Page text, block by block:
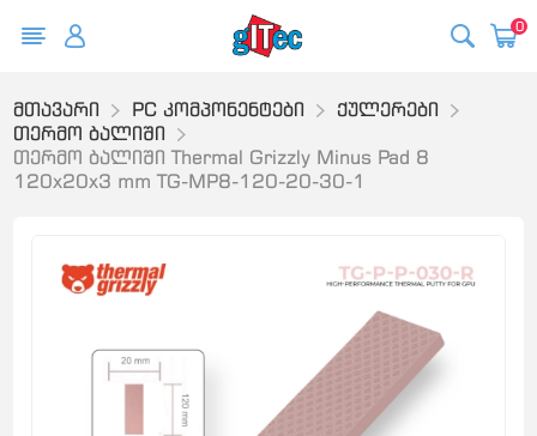
0
მთავარი PC კომპონენტები
ქულერები
თერმო ბალიში
თერმო ბალიში Thermal Grizzly Minus Pad 8
120x20x3 mm TG-MP8-120-20-30-1